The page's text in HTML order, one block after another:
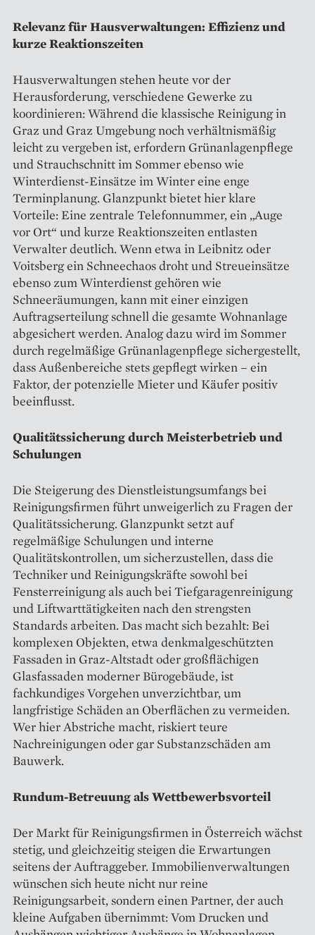
Relevanz für Hausverwaltungen: Effizienz und
kurze Reaktionszeiten
Hausverwaltungen stehen heute vor der
Herausforderung, verschiedene Gewerke zu
koordinieren: Während die klassische Reinigung in
Graz und Graz Umgebung noch verhältnismäßig
leicht zu vergeben ist, erfordern Grünanlagenpflege
und Strauchschnitt im Sommer ebenso wie
Winterdienst-Einsätze im Winter eine enge
Terminplanung. Glanzpunkt bietet hier klare
Vorteile: Eine zentrale Telefonnummer, ein „Auge
vor Ort“ und kurze Reaktionszeiten entlasten
Verwalter deutlich. Wenn etwa in Leibnitz oder
Voitsberg ein Schneechaos droht und Streueinsätze
ebenso zum Winterdienst gehören wie
Schneeräumungen, kann mit einer einzigen
Auftragserteilung schnell die gesamte Wohnanlage
abgesichert werden. Analog dazu wird im Sommer
durch regelmäßige Grünanlagenpflege sichergestellt,
dass Außenbereiche stets gepflegt wirken – ein
Faktor, der potenzielle Mieter und Käufer positiv
beeinflusst.
Qualitätssicherung durch Meisterbetrieb und
Schulungen
Die Steigerung des Dienstleistungs­umfangs bei
Reinigungsfirmen führt unweigerlich zu Fragen der
Qualitätssicherung. Glanzpunkt setzt auf
regelmäßige Schulungen und interne
Qualitätskontrollen, um sicherzustellen, dass die
Techniker und Reinigungskräfte sowohl bei
Fensterreinigung als auch bei Tiefgaragenreinigung
und Liftwarttätigkeiten nach den strengsten
Standards arbeiten. Das macht sich bezahlt: Bei
komplexen Objekten, etwa denkmalgeschützten
Fassaden in Graz-Altstadt oder großflächigen
Glasfassaden moderner Bürogebäude, ist
fachkundiges Vorgehen unverzichtbar, um
langfristige Schäden an Oberflächen zu vermeiden.
Wer hier Abstriche macht, riskiert teure
Nachreinigungen oder gar Substanzschäden am
Bauwerk.
Rundum-Betreuung als Wettbewerbsvorteil
Der Markt für Reinigungsfirmen in Österreich wächst
stetig, und gleichzeitig steigen die Erwartungen
seitens der Auftraggeber. Immobilienverwaltungen
wünschen sich heute nicht nur reine
Reinigungsarbeit, sondern einen Partner, der auch
kleine Aufgaben übernimmt: Vom Drucken und